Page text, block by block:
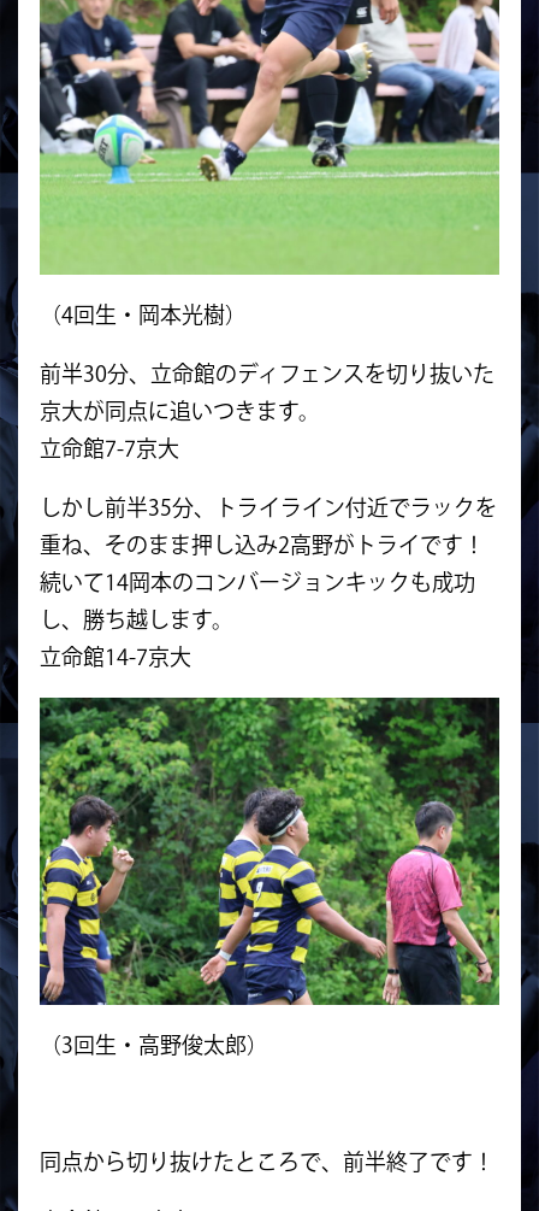
（4回生・岡本光樹）
前半30分、立命館のディフェンスを切り抜いた
京大が同点に追いつきます。
立命館7-7京大
しかし前半35分、トライライン付近でラックを
重ね、そのまま押し込み2高野がトライです！
続いて14岡本のコンバージョンキックも成功
し、勝ち越します。
立命館14-7京大
（3回生・高野俊太郎）
同点から切り抜けたところで、前半終了です！